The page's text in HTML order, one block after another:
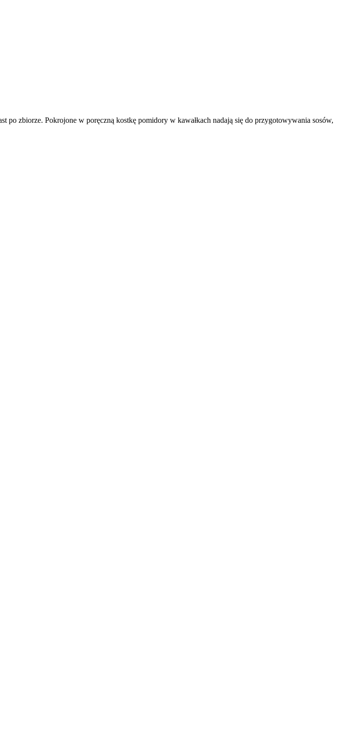
zbiorze. Pokrojone w poręczną kostkę pomidory w kawałkach nadają się do przygotowywania sosów,